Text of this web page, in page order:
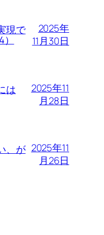
現で
2025年
11月30日
は
2025年11
月28日
、が 2025年11
月26日